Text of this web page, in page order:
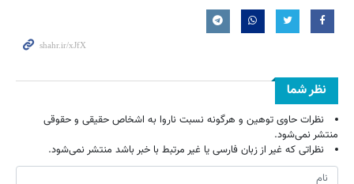
نظر شما
نظرات حاوی توهین و هرگونه نسبت ناروا به اشخاص حقیقی و حقوقی
منتشر نمی‌شود.
نظراتی که غیر از زبان فارسی یا غیر مرتبط با خبر باشد منتشر نمی‌شود.